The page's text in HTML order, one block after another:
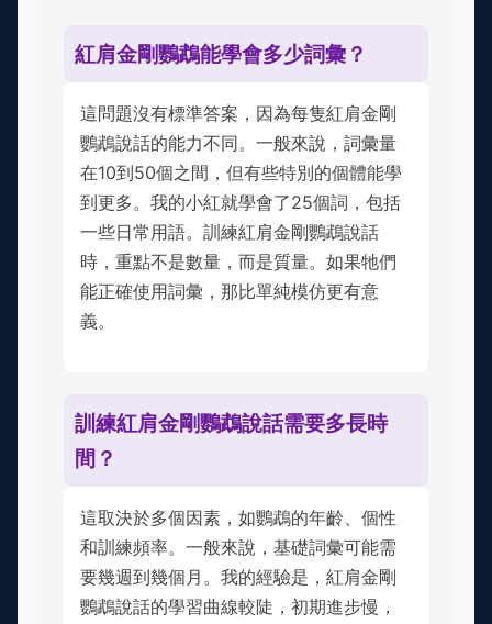
紅肩金剛鸚鵡能學會多少詞彙？
這問題沒有標準答案，因為每隻紅肩金剛
鸚鵡說話的能力不同。一般來說，詞彙量
在10到50個之間，但有些特別的個體能學
到更多。我的小紅就學會了25個詞，包括
一些日常用語。訓練紅肩金剛鸚鵡說話
時，重點不是數量，而是質量。如果牠們
能正確使用詞彙，那比單純模仿更有意
義。
訓練紅肩金剛鸚鵡說話需要多長時
間？
這取決於多個因素，如鸚鵡的年齡、個性
和訓練頻率。一般來說，基礎詞彙可能需
要幾週到幾個月。我的經驗是，紅肩金剛
鸚鵡說話的學習曲線較陡，初期進步慢，